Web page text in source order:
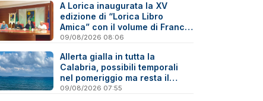
A Lorica inaugurata la XV
edizione di “Lorica Libro
Amica” con il volume di Franco
Emilio Carlino sul Reventino-
09/08/2026 08:06
Allerta gialla in tutta la
Calabria, possibili temporali
nel pomeriggio ma resta il
caldo
09/08/2026 07:55